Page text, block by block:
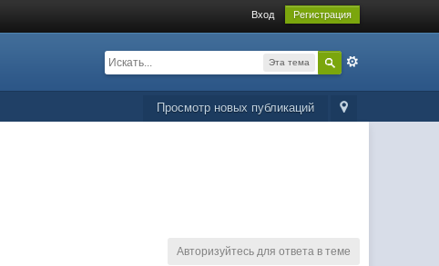
Вход Регистрация
Эта тема
Просмотр новых публикаций
Авторизуйтесь для ответа в теме